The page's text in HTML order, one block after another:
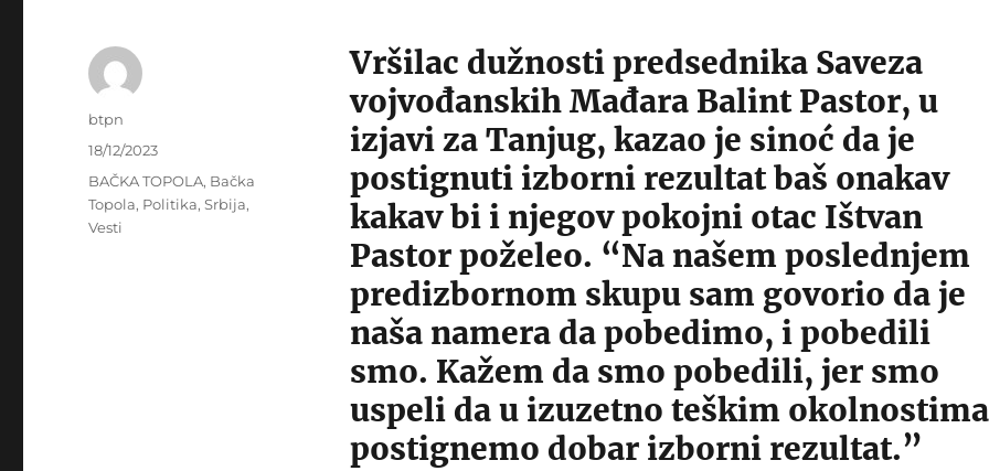
Vršilac dužnosti predsednika Saveza
vojvođanskih Mađara Balint Pastor, u
izjavi za Tanjug, kazao je sinoć da je
postignuti izborni rezultat baš onakav
kakav bi i njegov pokojni otac Ištvan
Pastor poželeo. “Na našem poslednjem
predizbornom skupu sam govorio da je
naša namera da pobedimo, i pobedili
smo. Kažem da smo pobedili, jer smo
uspeli da u izuzetno teškim okolnostima
postignemo dobar izborni rezultat.”
Author
btpn
Posted
on
18/12/2023
Categories
BAČKA TOPOLA, Bačka
Topola, Politika,Srbija,
Vesti